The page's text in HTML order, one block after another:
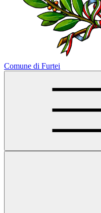
Comune di Furtei